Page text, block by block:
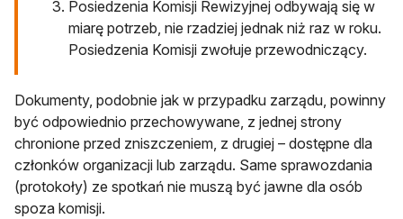
Posiedzenia Komisji Rewizyjnej odbywają się w
miarę potrzeb, nie rzadziej jednak niż raz w roku.
Posiedzenia Komisji zwołuje przewodniczący.
Dokumenty, podobnie jak w przypadku zarządu, powinny
być odpowiednio przechowywane, z jednej strony
chronione przed zniszczeniem, z drugiej – dostępne dla
członków organizacji lub zarządu. Same sprawozdania
(protokoły) ze spotkań nie muszą być jawne dla osób
spoza komisji.